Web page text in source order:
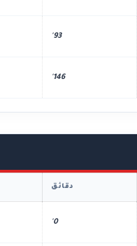
93'
146'
دقائق
0'